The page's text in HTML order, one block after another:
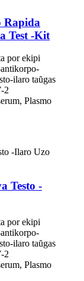
Rapida
Test -Kit
por ekipi
ilaro taŭgas
2
Plasmo
Testo -
por ekipi
ilaro taŭgas
2
Plasmo